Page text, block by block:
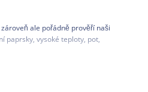
ale pořádně prověří naši
paprsky, vysoké teploty, pot,